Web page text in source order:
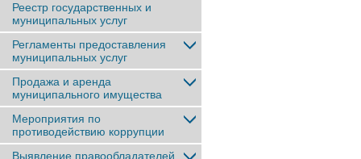
Реестр государственных и
муниципальных услуг
Регламенты предоставления
муниципальных услуг
Продажа и аренда
муниципального имущества
Мероприятия по
противодействию коррупции
Выявление правообладателей